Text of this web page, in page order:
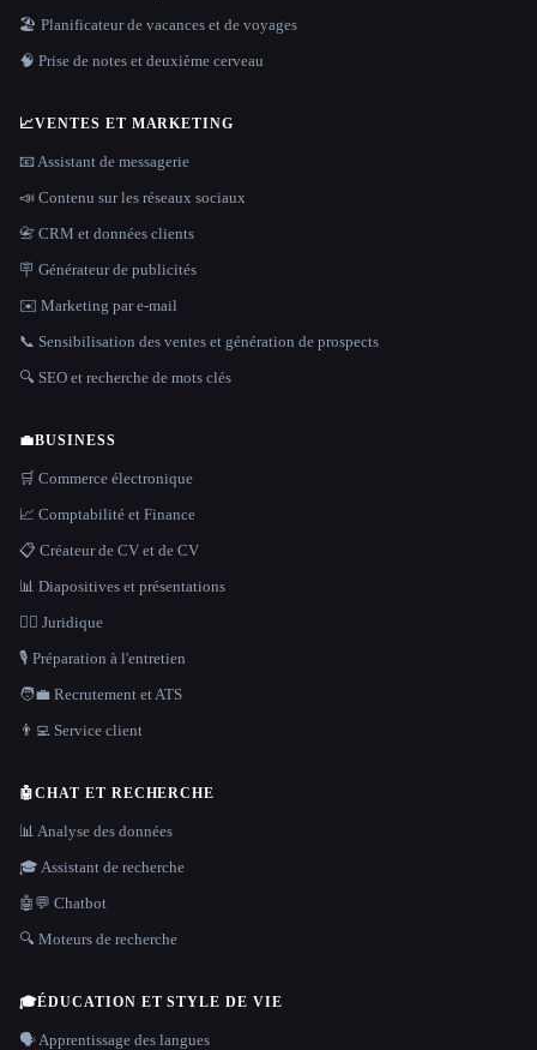
🏖 Planificateur de vacances et de voyages
🧠 Prise de notes et deuxième cerveau
📈VENTES ET MARKETING
📧 Assistant de messagerie
📣 Contenu sur les réseaux sociaux
📇 CRM et données clients
🪧 Générateur de publicités
✉️ Marketing par e-mail
📞 Sensibilisation des ventes et génération de prospects
🔍 SEO et recherche de mots clés
💼BUSINESS
🛒 Commerce électronique
📈 Comptabilité et Finance
📋 Créateur de CV et de CV
📊 Diapositives et présentations
👩‍⚖️ Juridique
🎙️ Préparation à l'entretien
🧑‍💼 Recrutement et ATS
👨‍💻 Service client
🤖CHAT ET RECHERCHE
📊 Analyse des données
🎓 Assistant de recherche
🤖💬 Chatbot
🔍 Moteurs de recherche
🎓ÉDUCATION ET STYLE DE VIE
🗣️ Apprentissage des langues